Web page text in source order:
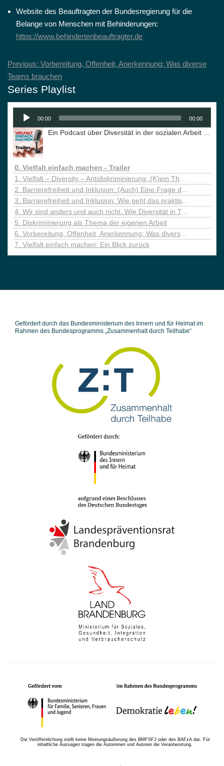
Website des Beauftragten der Bundesregierung für die
Belange von Menschen mit Behinderungen:
https://www.behindertenbeauftragter.de
Beitragsnavigation
Previous: Vorbereitung, Offenheit, Anerkennung: Was diverse
Teams brauchen
Series Playlist
Audio-
Player
00:00 00:00
0. Vielfalt einfach machen - Trailer
4. Wir sind anders und auch nicht. Wie Diversität in Teams gelebt werden kann
5. Diskriminierung als Thema der eigenen Arbeit
7. Vielfalt einfach machen: Ein Blick zurück
Gefördert durch das Bundesministerium des Innern und für Heimat im
Rahmen des Bundesprogramms „Zusammenhalt durch Teilhabe“
Die Veröffentlichung stellt keine Meinungsäußerung des BMFSFJ oder des BAFzA dar. Für
inhaltliche Aussagen tragen die Autorinnen und Autoren die Verantwortung.